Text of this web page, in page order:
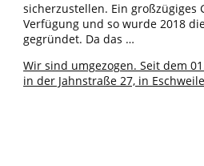
sicherzustellen. Ein großzügiges
Verfügung und so wurde 2018
gegründet. Da das …
Wir sind umgezogen. Seit dem
in der Jahnstraße 27, in